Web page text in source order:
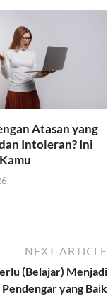
Atasan yang
Intoleran? Ini
NEXT ARTICLE
(Belajar) Menjadi
Pendengar yang Baik